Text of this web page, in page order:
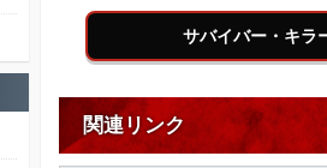
サバイバー・キラ
関連リンク